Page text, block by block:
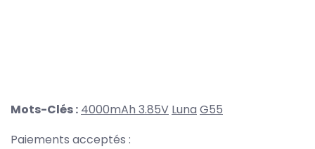
Mots-Clés : 4000mAh 3.85V Luna G55
Paiements acceptés :